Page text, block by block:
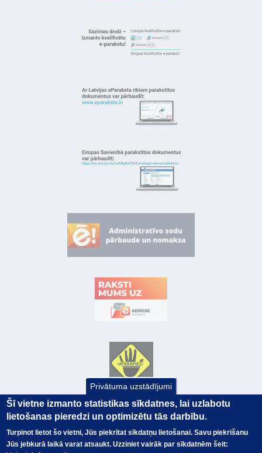
Privātuma uzstādījumi
Šī vietne izmanto statistikas sīkdatnes, lai uzlabotu
lietošanas pieredzi un optimizētu tās darbību.
Turpinot lietot šo vietni, Jūs piekrītat sīkdatņu lietošanai. Savu piekrišanu
Jūs jebkurā laikā varat atsaukt. Uzziniet vairāk par sīkdatnēm šeit: